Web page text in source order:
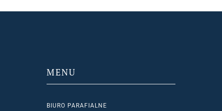
MENU
BIURO PARAFIALNE